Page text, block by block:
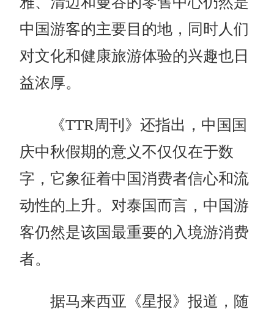
中国游客的主要目的地，同时人们
对文化和健康旅游体验的兴趣也日
益浓厚。
《TTR周刊》还指出，中国国
庆中秋假期的意义不仅仅在于数
字，它象征着中国消费者信心和流
动性的上升。对泰国而言，中国游
客仍然是该国最重要的入境游消费
者。
据马来西亚《星报》报道，随